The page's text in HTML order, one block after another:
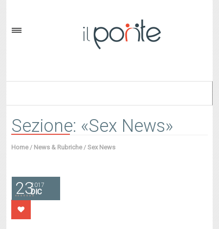
Sezione: «Sex News»
Home / News & Rubriche /Sex News
232017
DIC